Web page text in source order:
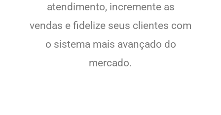
atendimento, incremente as
vendas e fidelize seus clientes com
o sistema mais avançado do
mercado.